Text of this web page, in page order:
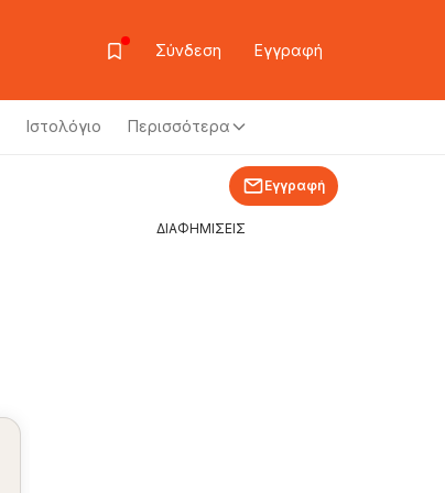
Σύνδεση Εγγραφή
Ιστολόγιο Περισσότερα
Εγγραφή
ΔΙΑΦΗΜΙΣΕΙΣ